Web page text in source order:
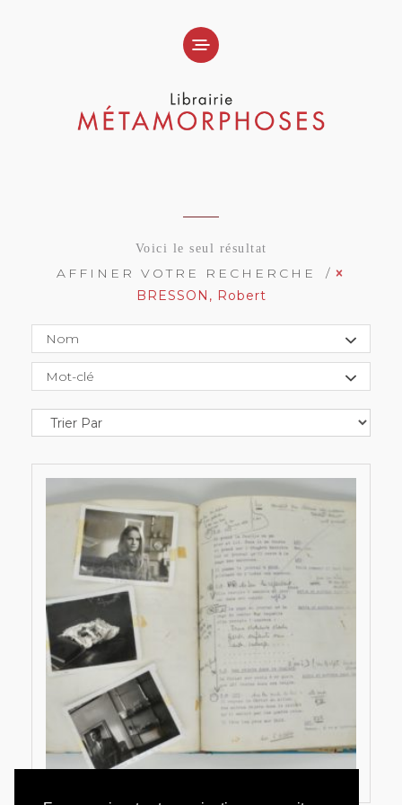
Voici le seul résultat
AFFINER VOTRE RECHERCHE
BRESSON, Robert
Nom
Mot-clé